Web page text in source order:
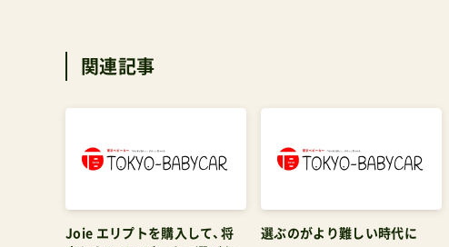
来セカンドベビーカー選びを
考えている人へ